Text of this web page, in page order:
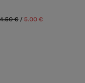
€ / 5.00 €